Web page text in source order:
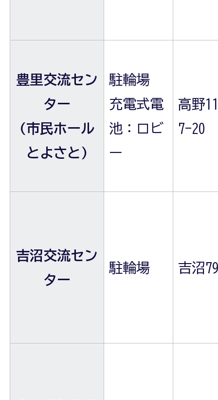
豊里交流セン
ター
(市民ホール
とよさと)
駐輪場
充電式電
池：ロビ
ー
高野
7-20
吉沼交流セン
ター
駐輪場 吉沼